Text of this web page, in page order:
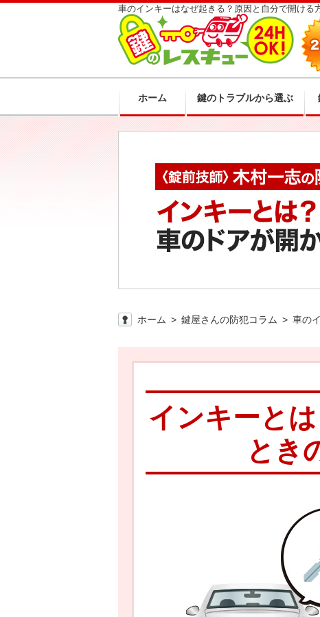
車のインキーはなぜ起きる？原因と自分で開ける
ホーム 鍵のトラブルから選ぶ
ホーム 鍵屋さんの防犯コラム 車の
インキーと
とき